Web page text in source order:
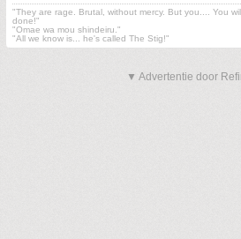
"They are rage. Brutal, without mercy. But you.... You
done!"
"Omae wa mou shindeiru."
"All we know is... he's called The Stig!"
▼ Advertentie door